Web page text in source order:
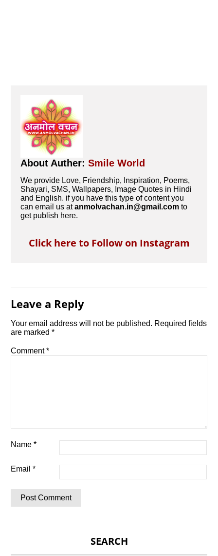
About Auther:Smile World
We provide Love, Friendship, Inspiration, Poems,
Shayari, SMS, Wallpapers, Image Quotes in Hindi
and English. if you have this type of content you
can email us atanmolvachan.in@gmail.com to
get publish here.
Click here to Follow on Instagram
Leave a Reply
Your email address will not be published. Required fields
are marked*
Comment*
Name*
Email*
SEARCH